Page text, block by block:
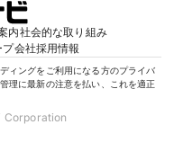
内社会的な取り組み
プ会社採用情報
ィングをご利用になる方のプライバ
理に最新の注意を払い、これを適正